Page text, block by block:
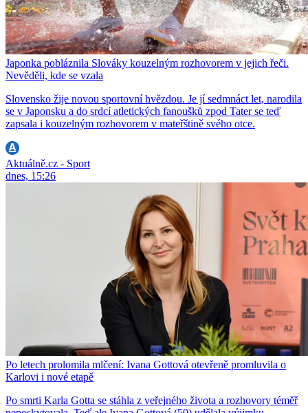
Japonka pobláznila Slováky kouzelným rozhovorem v jejich řeči.
Nevěděli, kde se vzala
Slovensko žije novou sportovní hvězdou. Je jí sedmnáct let, narodila
se v Japonsku a do srdcí atletických fanoušků zpod Tater se teď
zapsala i kouzelným rozhovorem v mateřštině svého otce.
Aktuálně.cz - Sport
dnes, 15:26
Po letech prolomila mlčení: Ivana Gottová otevřeně promluvila o
Karlovi i nové etapě
Po smrti Karla Gotta se stáhla z veřejného života a rozhovory téměř